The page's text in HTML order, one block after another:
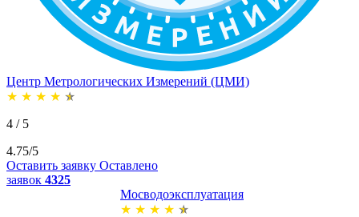
Центр Метрологических Измерений (ЦМИ)
★ ★ ★ ★ ★
4 / 5
4.75/5
Оставить заявку Оставлено
заявок 4325
Мосводоэксплуатация
★ ★ ★ ★ ★